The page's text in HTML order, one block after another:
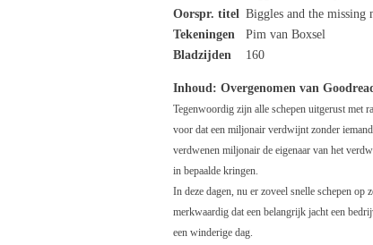
Oorspr. titel
Biggles and the missing
Tekeningen
Pim van Boxsel
Bladzijden
160
Inhoud: Overgenomen van
Tegenwoordig zijn alle schepen uitgerust met
voor dat een miljonair verdwijnt zonder
verdwenen miljonair de eigenaar van het
in bepaalde kringen.
In deze dagen, nu er zoveel snelle schepen
merkwaardig dat een belangrijk jacht een
een winderige dag.